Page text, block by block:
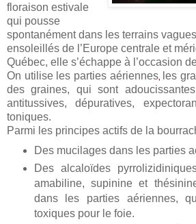
floraison estivale
qui pousse
spontanément dans les terrains
ensoleillés de l’Europe centrale et
Québec, elle s’échappe à l’occasion
On utilise les parties aériennes, les
des graines, qui sont
antitussives, dépuratives,
toniques.
Parmi les principes actifs de la
Des mucilages dans les parties
Des alcaloïdes
amabiline, supinine et
dans les parties aériennes,
toxiques pour le foie.